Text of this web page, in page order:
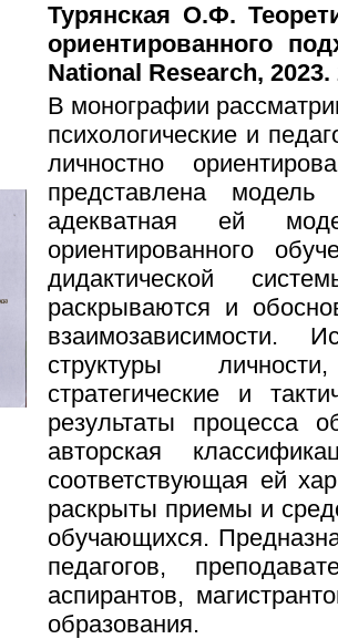
Турянская О.Ф.
ориентированного
National Research, 2023.
В монографии
психологические и
личностно
представлена
адекватная ей
ориентированного
дидактической
раскрываются и
взаимозависимости.
структуры
стратегические и
результаты процесса
авторская
соответствующая ей
раскрыты приемы и
обучающихся.
педагогов,
аспирантов,
образования.